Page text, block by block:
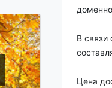
В связи
Цена